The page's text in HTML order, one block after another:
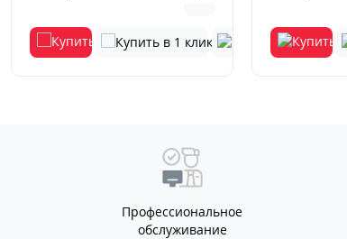
Профессиональное
обслуживание